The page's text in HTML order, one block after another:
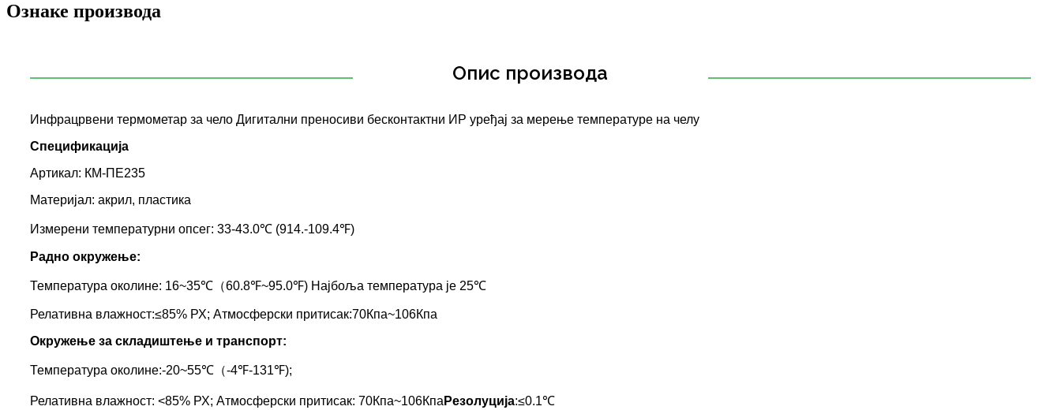
Ознаке производа
Опис производа
Инфрацрвени термометар за чело Дигитални преносиви бесконтактни ИР уређај за мерење температуре на челу
Спецификација
Артикал: КМ-ПЕ235
Материјал: акрил, пластика
Измерени температурни опсег: 33-43.0℃ (914.-109.4℉)
Радно окружење:
Температура околине: 16~35℃（60.8℉~95.0℉) Најбоља температура је 25℃
Релативна влажност:≤85% РХ; Атмосферски притисак:70Кпа~106Кпа
Окружење за складиштење и транспорт:
Температура околине:-20~55℃（-4℉-131℉);
Релативна влажност: <85% РХ; Атмосферски притисак: 70Кпа~106Кпа Резолуција:≤0.1℃